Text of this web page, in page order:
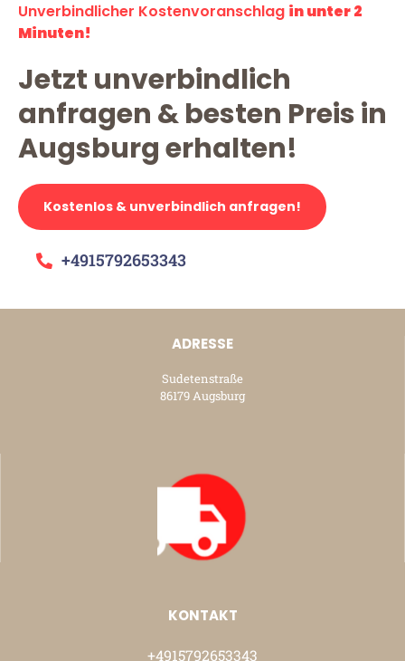
Unverbindlicher Kostenvoranschlag in unter 2
Minuten!
Jetzt unverbindlich
anfragen & besten Preis in
Augsburg erhalten!
Kostenlos & unverbindlich anfragen!
+4915792653343
ADRESSE
Sudetenstraße
86179 Augsburg
KONTAKT
+4915792653343